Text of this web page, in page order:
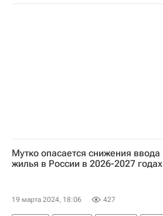
Марат Хуснуллин
Виталий Мутко
Мутко опасается снижения ввода
жилья в России в 2026-2027 годах
19 марта 2024, 18:06 427